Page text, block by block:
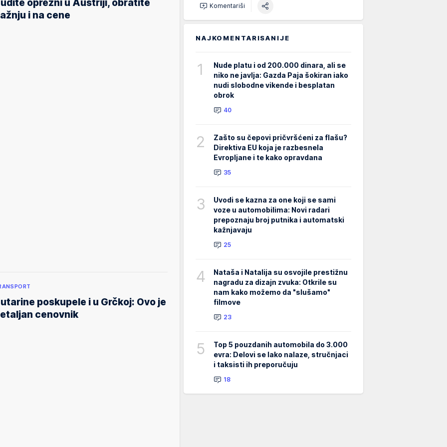
oprezni u Austriji, obratite
i na cene
poskupele i u Grčkoj: Ovo je
cenovnik
Komentariši
NAJKOMENTARISANIJE
1
Nude platu i od 200.000 dinara, ali se
niko ne javlja: Gazda Paja šokiran iako
nudi slobodne vikende i besplatan
obrok
40
2
Zašto su čepovi pričvršćeni za flašu?
Direktiva EU koja je razbesnela
Evropljane i te kako opravdana
35
3
Uvodi se kazna za one koji se sami
voze u automobilima: Novi radari
prepoznaju broj putnika i automatski
kažnjavaju
25
4
Nataša i Natalija su osvojile prestižnu
nagradu za dizajn zvuka: Otkrile su
nam kako možemo da "slušamo"
filmove
23
5
Top 5 pouzdanih automobila do 3.000
evra: Delovi se lako nalaze, stručnjaci
i taksisti ih preporučuju
18